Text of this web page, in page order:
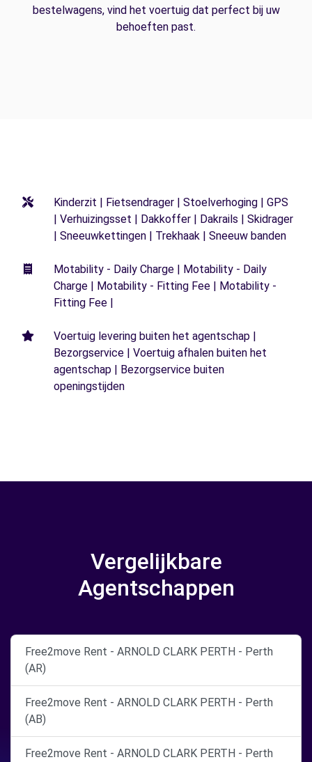
bestelwagens, vind het voertuig dat perfect bij uw
behoeften past.
Kinderzit | Fietsendrager | Stoelverhoging | GPS
| Verhuizingsset | Dakkoffer | Dakrails | Skidrager
| Sneeuwkettingen | Trekhaak | Sneeuw banden
Motability - Daily Charge | Motability - Daily
Charge | Motability - Fitting Fee | Motability -
Fitting Fee |
Voertuig levering buiten het agentschap |
Bezorgservice | Voertuig afhalen buiten het
agentschap | Bezorgservice buiten
openingstijden
Vergelijkbare
Agentschappen
Free2move Rent - ARNOLD CLARK PERTH - Perth
(AR)
Free2move Rent - ARNOLD CLARK PERTH - Perth
(AB)
Free2move Rent - ARNOLD CLARK PERTH - Perth